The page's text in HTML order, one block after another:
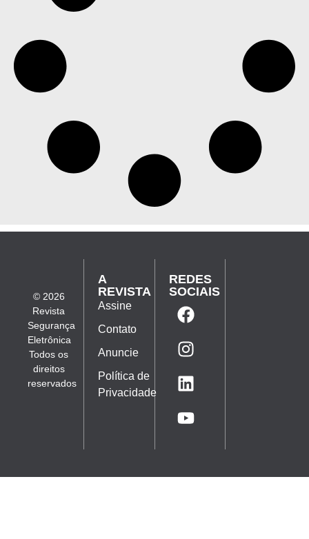
© 2026
Revista
Segurança
Eletrônica
Todos os
direitos
reservados
A
REVISTA
Assine
Contato
Anuncie
Política de
Privacidade
REDES
SOCIAIS